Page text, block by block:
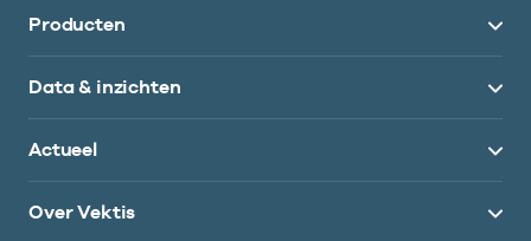
Producten
Data & inzichten
Actueel
Over Vektis